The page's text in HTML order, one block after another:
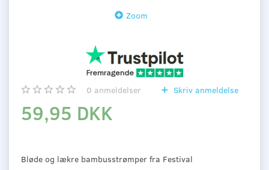
Zoom
0 anmeldelser Skriv anmeldelse
59,95 DKK
Bløde og lækre bambusstrømper fra Festival